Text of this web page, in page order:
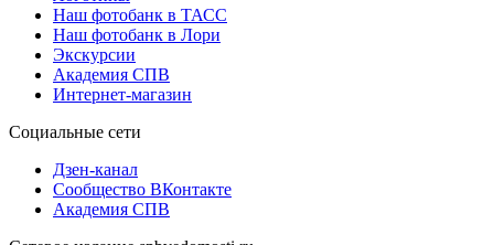
Наш фотобанк в ТАСС
Наш фотобанк в Лори
Экскурсии
Академия СПВ
Интернет-магазин
Социальные сети
Дзен-канал
Сообщество ВКонтакте
Академия СПВ